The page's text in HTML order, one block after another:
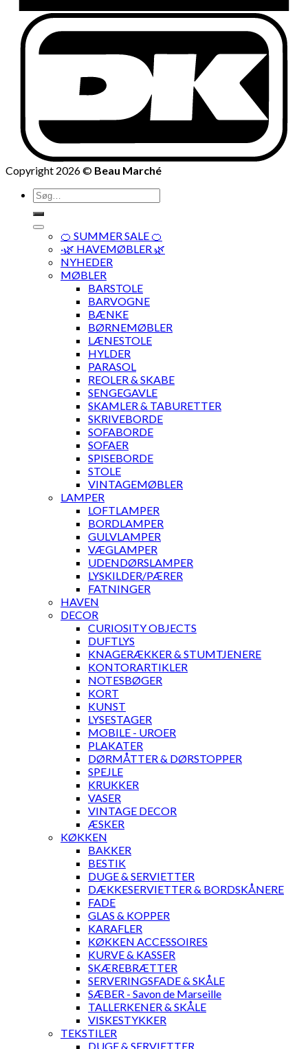
Copyright 2026 © Beau Marché
Søg
efter:
🍊 SUMMER SALE 🍊
·🌿 HAVEMØBLER 🌿
NYHEDER
MØBLER
BARSTOLE
BARVOGNE
BÆNKE
BØRNEMØBLER
LÆNESTOLE
HYLDER
PARASOL
REOLER & SKABE
SENGEGAVLE
SKAMLER & TABURETTER
SKRIVEBORDE
SOFABORDE
SOFAER
SPISEBORDE
STOLE
VINTAGEMØBLER
LAMPER
LOFTLAMPER
BORDLAMPER
GULVLAMPER
VÆGLAMPER
UDENDØRSLAMPER
LYSKILDER/PÆRER
FATNINGER
HAVEN
DECOR
CURIOSITY OBJECTS
DUFTLYS
KNAGERÆKKER & STUMTJENERE
KONTORARTIKLER
NOTESBØGER
KORT
KUNST
LYSESTAGER
MOBILE - UROER
PLAKATER
DØRMÅTTER & DØRSTOPPER
SPEJLE
KRUKKER
VASER
VINTAGE DECOR
ÆSKER
KØKKEN
BAKKER
BESTIK
DUGE & SERVIETTER
DÆKKESERVIETTER & BORDSKÅNERE
FADE
GLAS & KOPPER
KARAFLER
KØKKEN ACCESSOIRES
KURVE & KASSER
SKÆREBRÆTTER
SERVERINGSFADE & SKÅLE
SÆBER - Savon de Marseille
TALLERKENER & SKÅLE
VISKESTYKKER
TEKSTILER
DUGE & SERVIETTER